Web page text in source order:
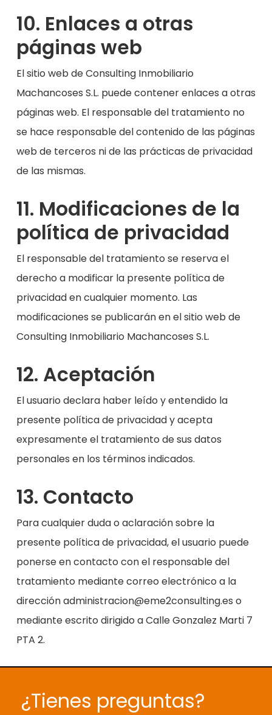
10. Enlaces a otras
páginas web
El sitio web de Consulting Inmobiliario
Machancoses S.L. puede contener enlaces a otras
páginas web. El responsable del tratamiento no
se hace responsable del contenido de las páginas
web de terceros ni de las prácticas de privacidad
de las mismas.
11. Modificaciones de la
política de privacidad
El responsable del tratamiento se reserva el
derecho a modificar la presente política de
privacidaden cualquier momento. Las
modificaciones se publicarán en el sitio web de
Consulting Inmobiliario Machancoses S.L.
12. Aceptación
El usuario declara haber leído y entendido la
presente política de privacidad y acepta
expresamente el tratamiento de sus datos
personales en los términos indicados.
13. Contacto
Para cualquier duda o aclaración sobre la
presente política de privacidad, el usuario puede
ponerse en contacto con el responsable del
tratamiento mediante correo electrónico a la
dirección administracion@eme2consulting.es o
mediante escrito dirigido a Calle Gonzalez Marti 7
PTA 2.
¿Tienes preguntas?